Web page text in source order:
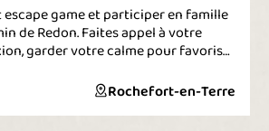
game et participer en famille
de Redon. Faites appel à votre
garder votre calme pour favoriser
Rochefort-en-Terre